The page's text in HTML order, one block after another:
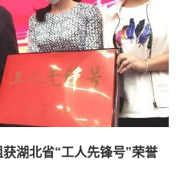
湖北省“工人先锋号”荣誉